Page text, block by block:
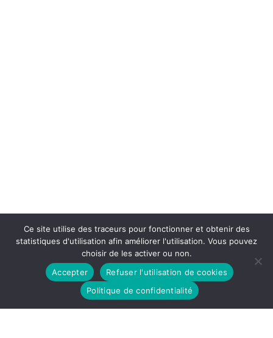
Ce site utilise des traceurs pour fonctionner et obtenir des
statistiques d'utilisation afin améliorer l'utilisation. Vous pouvez
choisir de les activer ou non.
Accepter
Refuser l'utilisation de cookies
Politique de confidentialité